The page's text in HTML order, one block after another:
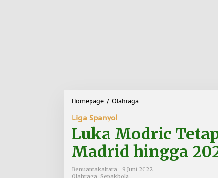
Homepage / Olahraga
M
i
Liga Spanyol
Luka Modric
Madrid hingga
Benuantakaltara
9 Juni 2022
Olahraga Sepakbola